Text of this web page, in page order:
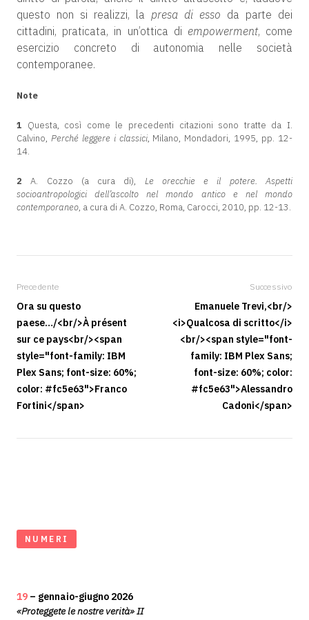
questo non si realizzi, la presa di esso da parte dei
cittadini, praticata, in un’ottica di empowerment, come
esercizio concreto di autonomia nelle società
contemporanee.
Note
1 Questa, così come le precedenti citazioni sono tratte da I.
Calvino, Perché leggere i classici, Milano, Mondadori, 1995, pp. 12-
14.
2 A. Cozzo (a cura di), Le orecchie e il potere. Aspetti
socioantropologici dell’ascolto nel mondo antico e nel mondo
contemporaneo, a cura di A. Cozzo, Roma, Carocci, 2010, pp. 12-13.
Precedente
Ora su questo
paese…/<br/>À présent
sur ce pays<br/><span
style="font-family: IBM
Plex Sans; font-size: 60%;
color: #fc5e63">Franco
Fortini</span>
Successivo
Emanuele Trevi,<br/>
<i>Qualcosa di scritto</i>
<br/><span style="font-
family: IBM Plex Sans;
font-size: 60%; color:
#fc5e63">Alessandro
Cadoni</span>
NUMERI
19 – gennaio-giugno 2026
«Proteggete le nostre verità» II